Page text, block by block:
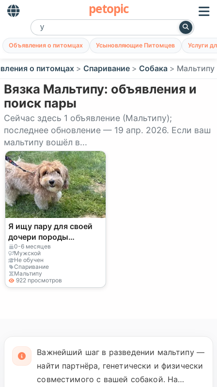
petopic
Объявления о питомцах Усыновляющие Питомцев Услуги
о питомцах Спаривание Собака Мальтипу
Вязка Мальтипу: объявления и
поиск пары
Сейчас здесь 1 объявление (Мальтипу);
последнее обновление — 19 апр. 2026. Если ваш
мальтипу вошёл в...
Я ищу пару для своей
дочери породы
мальтипу.
0-6 месяцев
Мужской
Не обучен
Спаривание
Мальтипу
922 просмотров
Важнейший шаг в разведении мальтипу —
найти партнёра, генетически и физически
совместимого с вашей собакой. На